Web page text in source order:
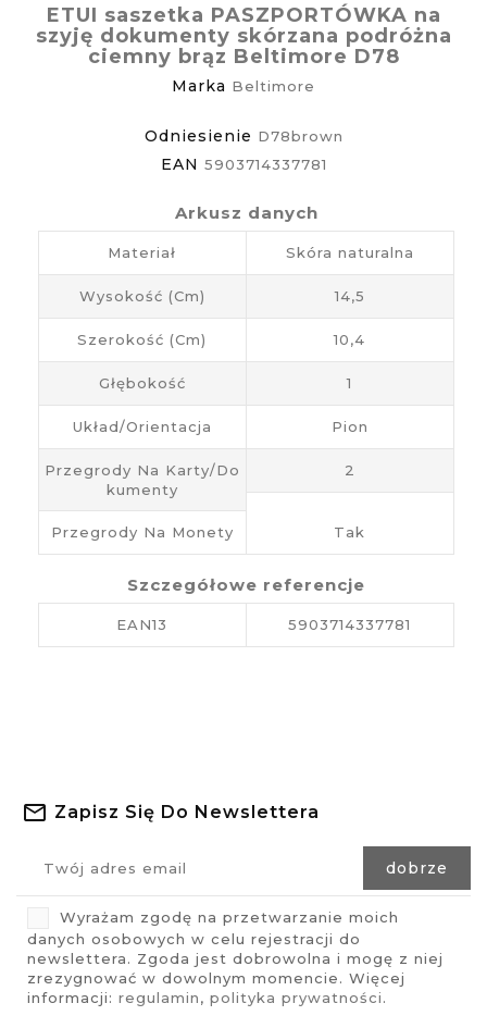
ETUI saszetka PASZPORTÓWKA na
szyję dokumenty skórzana podróżna
ciemny brąz Beltimore D78
Marka Beltimore
Odniesienie D78brown
EAN 5903714337781
Arkusz danych
Materiał Skóra naturalna
Wysokość (cm) 14,5
Szerokość (cm) 10,4
Głębokość 1
Układ/Orientacja Pion
Przegrody Na Karty/do
Kumenty
2
Przegrody Na Monety Tak
Szczegółowe referencje
EAN13 5903714337781
Zapisz Się Do Newslettera
Wyrażam zgodę na przetwarzanie moich
danych osobowych w celu rejestracji do
newslettera. Zgoda jest dobrowolna i mogę z niej
zrezygnować w dowolnym momencie. Więcej
informacji: regulamin, polityka prywatności.